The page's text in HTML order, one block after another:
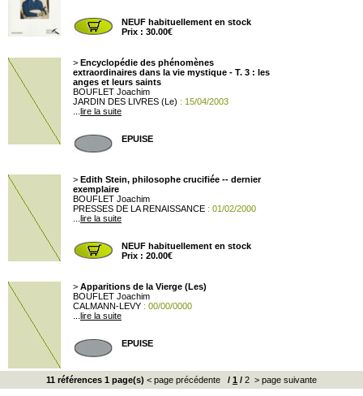
NEUF habituellement en stock
Prix : 30.00€
> Encyclopédie des phénomènes
extraordinaires dans la vie mystique - T. 3 : les
anges et leurs saints
BOUFLET Joachim
JARDIN DES LIVRES (Le) : 15/04/2003
lire la suite
EPUISE
> Edith Stein, philosophe crucifiée -- dernier
exemplaire
BOUFLET Joachim
PRESSES DE LA RENAISSANCE : 01/02/2000
lire la suite
NEUF habituellement en stock
Prix : 20.00€
> Apparitions de la Vierge (Les)
BOUFLET Joachim
CALMANN-LEVY : 00/00/0000
lire la suite
EPUISE
11 références 1 page(s) < page précédente / 1 / 2 > page suivante